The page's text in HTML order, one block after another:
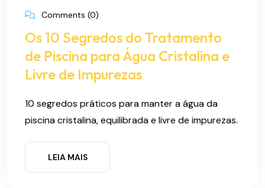
Comments (0)
Os 10 Segredos do Tratamento
de Piscina para Água Cristalina e
Livre de Impurezas
10 segredos práticos para manter a água da
piscina cristalina, equilibrada e livre de impurezas.
LEIA MAIS